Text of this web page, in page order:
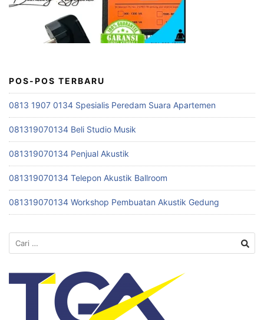
POS-POS TERBARU
0813 1907 0134 Spesialis Peredam Suara Apartemen
081319070134 Beli Studio Musik
081319070134 Penjual Akustik
081319070134 Telepon Akustik Ballroom
081319070134 Workshop Pembuatan Akustik Gedung
Cari
untuk: